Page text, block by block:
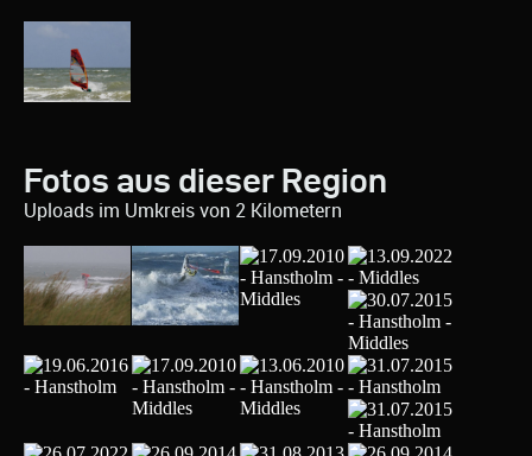
Fotos aus dieser Region
Uploads im Umkreis von 2 Kilometern